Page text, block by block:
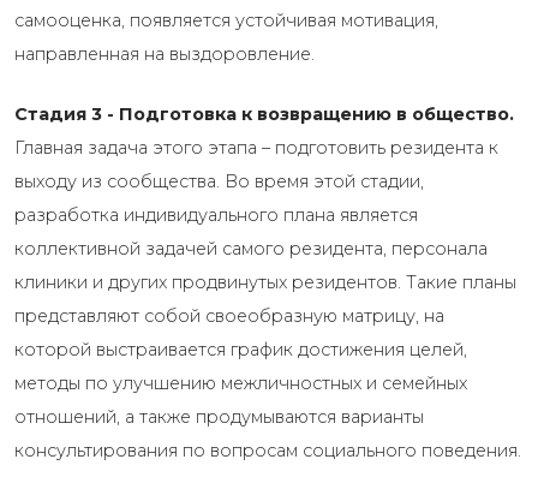
самооценка, появляется устойчивая мотивация,
направленная на выздоровление.
Стадия 3 - Подготовка к возвращению в общество.
Главная задача этого этапа – подготовить резидента к
выходу из сообщества. Во время этой стадии,
разработка индивидуального плана является
коллективной задачей самого резидента, персонала
клиники и других продвинутых резидентов. Такие планы
представляют собой своеобразную матрицу, на
которой выстраивается график достижения целей,
методы по улучшению межличностных и семейных
отношений, а также продумываются варианты
консультирования по вопросам социального поведения.